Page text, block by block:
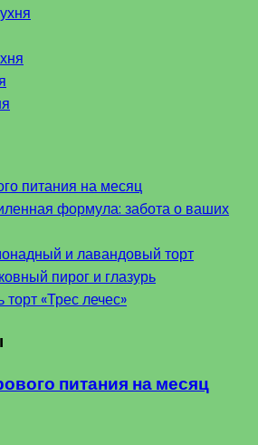
питания на месяц
формула: забота о ваших
и лавандовый торт
пирог и глазурь
торт «Трес лечес»
питания на месяц